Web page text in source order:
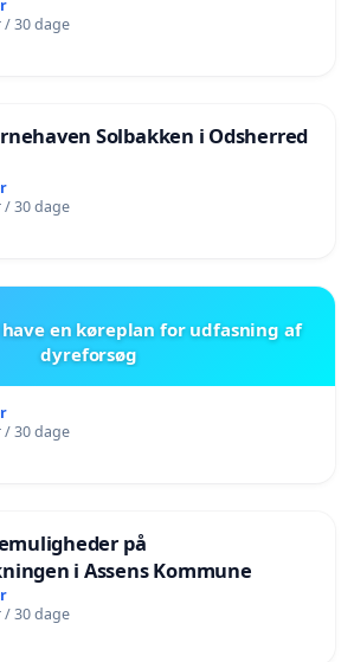
professor, Institut for
emeritus, DPU Aarhus
Kolding Gymnasium
lektor, VIA University College
docent, VIA University College
lektor, DPU, Aarhus Universitet
Copenhagen Business School.
Institut for Statskundskab,
30 dage
Solbakken i Odsherred
30 dage
en køreplan for udfasning af
dyreforsøg
30 dage
på
i Assens Kommune
30 dage